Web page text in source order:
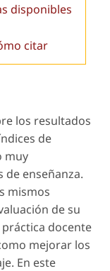
disponibles
citar
los resultados
de
muy
de enseñanza.
mismos
de su
docente
mejorar los
En este